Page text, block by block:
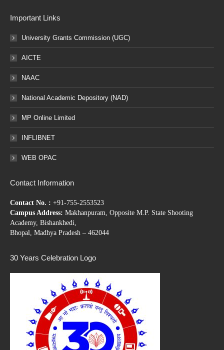
Important Links
University Grants Commission (UGC)
AICTE
NAAC
National Academic Depository (NAD)
MP Online Limited
INFLIBNET
WEB OPAC
Contact Information
Contact No. : +91-755-2553523
Campus Address: Makhanpuram, Opposite M.P. State Shooting
Academy, Bishankhedi,
Bhopal, Madhya Pradesh – 462044
30 Years Celebration Logo